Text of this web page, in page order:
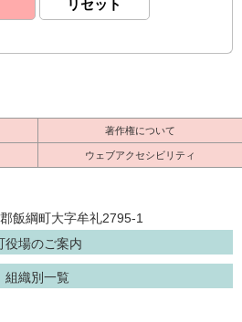
著作権について
ウェブアクセシビリティ
飯綱町大字牟礼2795-1
役場のご案内
組織別一覧